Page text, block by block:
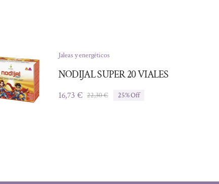
Jaleas y energéticos
NODIJAL SUPER 20 VIALES
22,30€El
16,73 €
El
25% Off